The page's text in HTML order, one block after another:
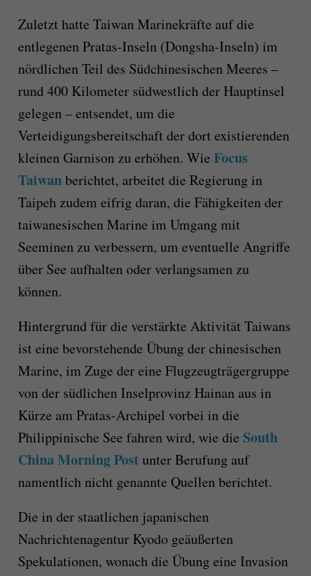
Zuletzt hatte Taiwan Marinekräfte auf die
entlegenen Pratas-Inseln (Dongsha-Inseln) im
nördlichen Teil des Südchinesischen Meeres –
rund 400 Kilometer südwestlich der Hauptinsel
gelegen – entsendet, um die
Verteidigungsbereitschaft der dort existierenden
kleinen Garnison zu erhöhen. Wie Focus
Taiwanberichtet, arbeitet die Regierung in
Taipeh zudem eifrig daran, die Fähigkeiten der
taiwanesischen Marine im Umgang mit
Seeminen zu verbessern, um eventuelle Angriffe
über See aufhalten oder verlangsamen zu
können.
Hintergrund für die verstärkte Aktivität Taiwans
ist eine bevorstehende Übung der chinesischen
Marine, im Zuge der eine Flugzeugträgergruppe
von der südlichen Inselprovinz Hainan aus in
Kürze am Pratas-Archipel vorbei in die
Philippinische See fahren wird, wie die South
China Morning Post unter Berufung auf
namentlich nicht genannte Quellen berichtet.
Die in der staatlichen japanischen
Nachrichtenagentur Kyodo geäußerten
Spekulationen, wonach die Übung eine Invasion